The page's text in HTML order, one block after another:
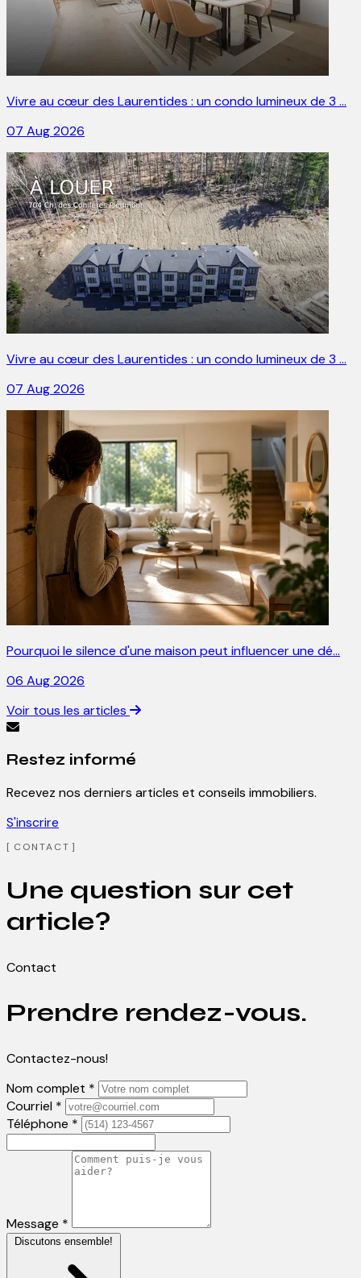
Vivre au cœur des Laurentides : un condo lumineux de 3 …
07 Aug 2026
Vivre au cœur des Laurentides : un condo lumineux de 3 …
07 Aug 2026
Pourquoi le silence d'une maison peut influencer une dé…
06 Aug 2026
Voir tous les articles
Restez informé
Recevez nos derniers articles et conseils immobiliers.
S'inscrire
CONTACT
Une question sur cet
article?
Contact
Prendre rendez-vous.
Contactez-nous!
Nom complet *
Courriel *
Téléphone *
Message *
Discutons ensemble!